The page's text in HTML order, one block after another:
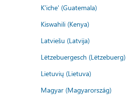
K'iche' (Guatemala)
Kiswahili (Kenya)
Latviešu (Latvija)
Lëtzebuergesch (Lëtzebuerg)
Lietuvių (Lietuva)
Magyar (Magyarország)